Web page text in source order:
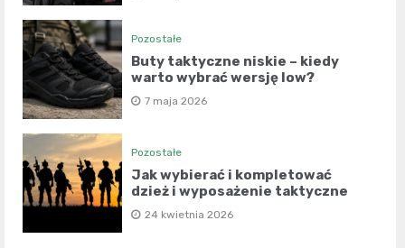
Pozostałe
Buty taktyczne niskie – kiedy
warto wybrać wersję low?
7 maja 2026
Pozostałe
Jak wybierać i kompletować
dzież i wyposażenie taktyczne
24 kwietnia 2026